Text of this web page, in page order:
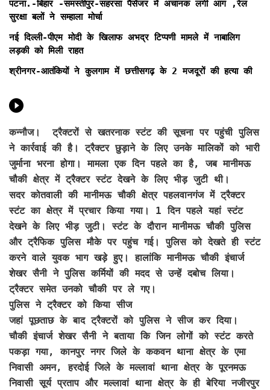
पटना.-बिहार -समस्तीपुर-सहरसा पैसेंजर में अचानक लगी आग ,रेल
सुरक्षा बलों ने सम्हाला मोर्चा
नई दिल्ली-पीएम मोदी के खिलाफ अभद्र टिप्पणी मामले में नाबालिग
लड़की को मिली राहत
श्रीनगर-आतंकियों ने कुलगाम में छत्तीसगढ़ के 2 मजदूरों की हत्या की
कन्नौज। ट्रैक्टरों से खतरनाक स्टंट की सूचना पर पहुंची पुलिस
ने कार्रवाई की है। ट्रैक्टर छुड़ाने के लिए उनके मालिकों को भारी
जुर्माना भरना होगा। मामला एक दिन पहले का है, जब मानीमऊ
चौकी क्षेत्र में ट्रैक्टर स्टंट देखने के लिए भीड़ जुटी थी।
सदर कोतवाली की मानीमऊ चौकी क्षेत्र पहलवानगंज में ट्रैक्टर
स्टंट का क्षेत्र में प्रचार किया गया। 1 दिन पहले यहां स्टंट
देखने के लिए भीड़ जुटी। स्टंट के दौरान मानीमऊ चौकी पुलिस
और ट्रैफिक पुलिस मौके पर पहुंच गई। पुलिस को देखते ही स्टंट
करने वाले युवक भाग खड़े हुए। हालांकि मानीमऊ चौकी इंचार्ज
शेखर सैनी ने पुलिस कर्मियों की मदद से उन्हें दबोच लिया।
ट्रैक्टर समेत उनको चौकी पर ले गए।
पुलिस ने ट्रैक्टर को किया सीज
जहां पूछताछ के बाद ट्रैक्टरों को पुलिस ने सीज कर दिया।
चौकी इंचार्ज शेखर सैनी ने बताया कि जिन लोगों को स्टंट करते
पकड़ा गया, कानपुर नगर जिले के ककवन थाना क्षेत्र के एमा
निवासी अमन, हरदोई जिले के मल्लावां थाना क्षेत्र के पूरनमऊ
निवासी सूर्य प्रताप और मल्लावां थाना क्षेत्र के ही बेरिया नजीरपुर